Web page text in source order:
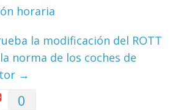
horaria
la modificación del ROTT
norma de los coches de
→
0